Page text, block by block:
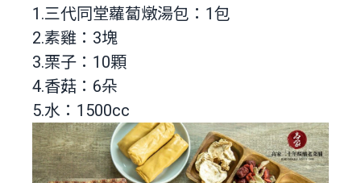
1.三代同堂蘿蔔燉湯包：1包
2.素雞：3塊
3.栗子：10顆
4.香菇：6朵
5.水：1500cc